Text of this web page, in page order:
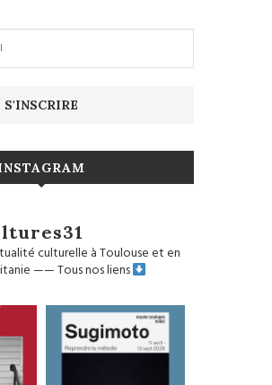
culturelle à Toulouse et en
——Tous nos liens